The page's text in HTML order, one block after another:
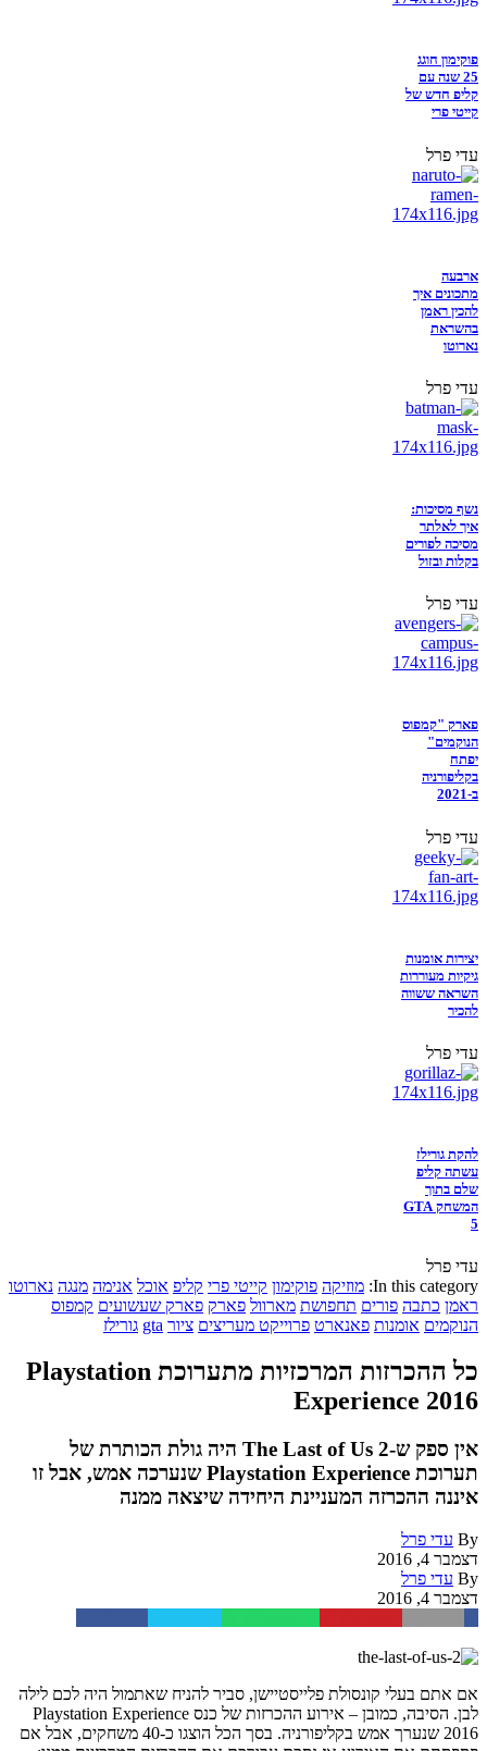
פוקימון חוגג
25 שנה עם
קליפ חדש של
קייטי פרי
עדי פרל
ארבעה
מתכונים איך
להכין ראמן
בהשראת
נארוטו
עדי פרל
נשף מסיכות:
איך לאלתר
מסיכה לפורים
בקלות ובזול
עדי פרל
פארק "קמפוס
הנוקמים"
יפתח
בקליפורניה
ב-2021
עדי פרל
יצירות אומנות
גיקיות מעוררות
השראה ששווה
להכיר
עדי פרל
להקת גורילז
עשתה קליפ
שלם בתוך
המשחק GTA
5
עדי פרל
In this category: מוזיקה פוקימון קייטי פרי קליפ אוכל אנימה מנגה נארוטו
ראמן כתבה פורים תחפושת מארוול פארק פארק שעשועים קמפוס
הנוקמים אומנות פאנארט פרוייקט מעריצים ציור gta גורילז
כל ההכרזות המרכזיות מתערוכת Playstation
Experience 2016
אין ספק ש-The Last of Us 2 היה גולת הכותרת של
תערוכת Playstation Experience שנערכה אמש, אבל זו
איננה ההכרזה המעניינת היחידה שיצאה ממנה
By עדי פרל
דצמבר 4, 2016
By עדי פרל
דצמבר 4, 2016
אם אתם בעלי קונסולת פלייסטיישן, סביר להניח שאתמול היה לכם לילה
לבן. הסיבה, כמובן – אירוע ההכרזות של כנס Playstation Experience
2016 שנערך אמש בקליפורניה. בסך הכל הוצגו כ-40 משחקים, אבל אם